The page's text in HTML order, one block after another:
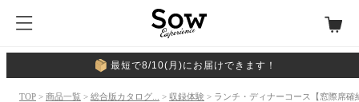
最短で8/10(月)にお届けできます！
TOP > 商品一覧 > 総合版カタログ... > 収録体験 > ランチ・ディナーコース【窓際席確